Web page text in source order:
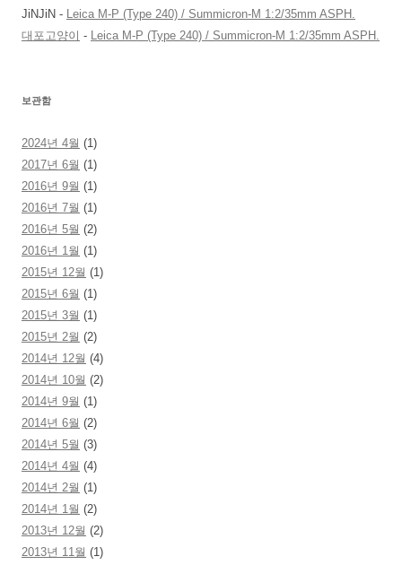
JiNJiN - Leica M-P (Type 240) / Summicron-M 1:2/35mm ASPH.
대포고양이 - Leica M-P (Type 240) / Summicron-M 1:2/35mm ASPH.
보관함
2024년 4월 (1)
2017년 6월 (1)
2016년 9월 (1)
2016년 7월 (1)
2016년 5월 (2)
2016년 1월 (1)
2015년 12월 (1)
2015년 6월 (1)
2015년 3월 (1)
2015년 2월 (2)
2014년 12월 (4)
2014년 10월 (2)
2014년 9월 (1)
2014년 6월 (2)
2014년 5월 (3)
2014년 4월 (4)
2014년 2월 (1)
2014년 1월 (2)
2013년 12월 (2)
2013년 11월 (1)